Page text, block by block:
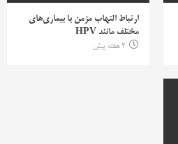
ارتباط التهاب مزمن با بیماری‌های
مختلف مانند HPV
2 هفته پیش